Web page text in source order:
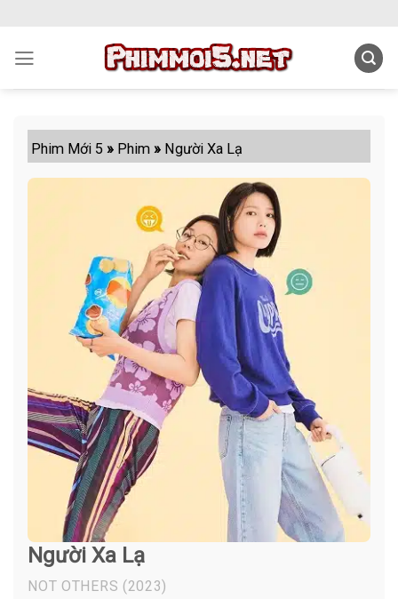
content
Phim Mới 5 » Phim » Người Xa Lạ
Người Xa Lạ
NOT OTHERS (2023)